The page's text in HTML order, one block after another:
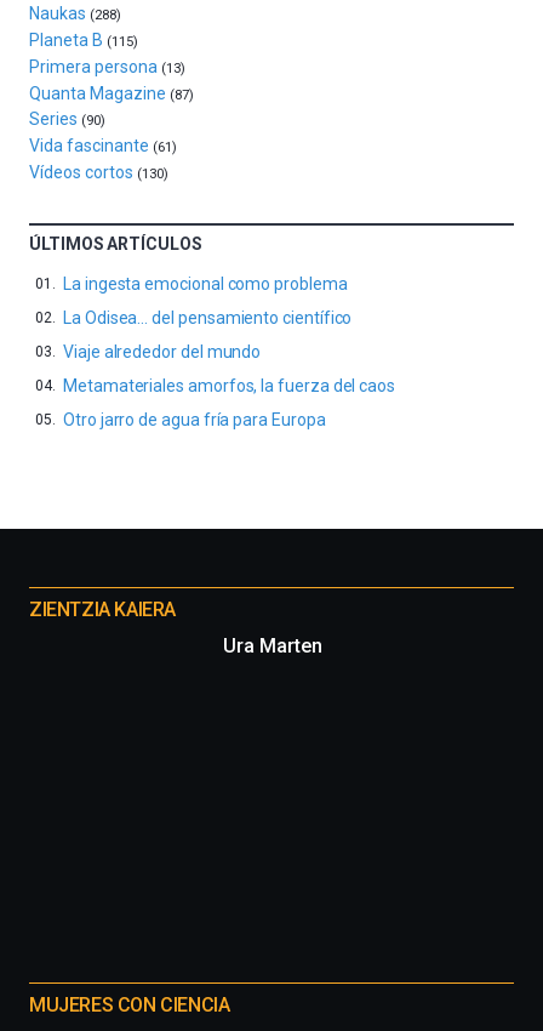
al
4
de
octubre.
La
iniciativa,
organizada
Cátedra…
Naukas (288)
Planeta B (115)
Primera persona (13)
Quanta Magazine (87)
Series (90)
Vida fascinante (61)
Vídeos cortos (130)
ÚLTIMOS ARTÍCULOS
La ingesta emocional como problema
La Odisea… del pensamiento científico
Viaje alrededor del mundo
Metamateriales amorfos, la fuerza del caos
Otro jarro de agua fría para Europa
proyectos
ZIENTZIA KAIERA
Ura Marten
MUJERES CON CIENCIA